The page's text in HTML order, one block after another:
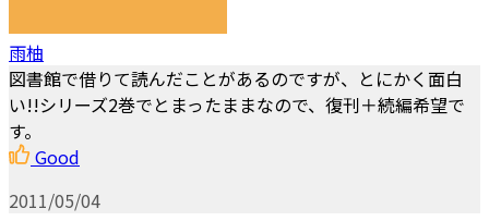
雨柚
図書館で借りて読んだことがあるのですが、とにかく面白
い!!シリーズ2巻でとまったままなので、復刊＋続編希望で
す。
Good
2011/05/04